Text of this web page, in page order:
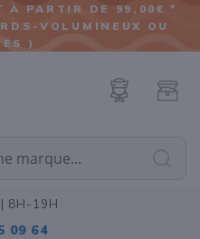
À PARTIR DE 99,00€ *
VOLUMINEUX OU
)
8H-19H
09 64